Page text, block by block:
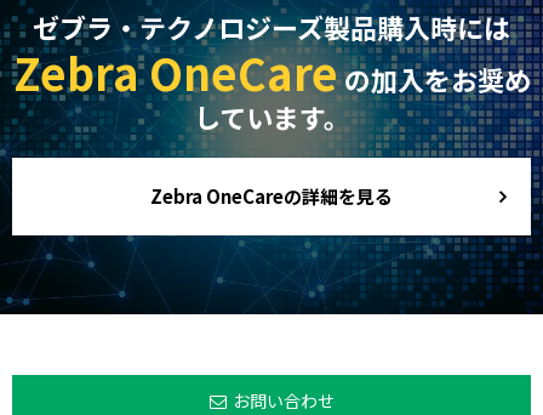
ゼブラ・テクノロジーズ製品購入時には
Zebra OneCareの加入をお奨め
しています。
Zebra OneCareの詳細を見る
お問い合わせ